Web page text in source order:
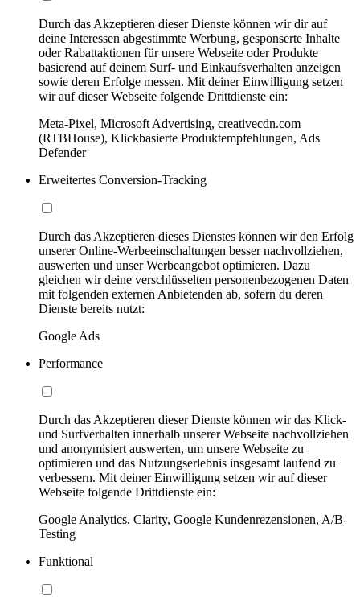
Durch das Akzeptieren dieser Dienste können wir dir auf
deine Interessen abgestimmte Werbung, gesponserte Inhalte
oder Rabattaktionen für unsere Webseite oder Produkte
basierend auf deinem Surf- und Einkaufsverhalten anzeigen
sowie deren Erfolge messen. Mit deiner Einwilligung setzen
wir auf dieser Webseite folgende Drittdienste ein:
Meta-Pixel, Microsoft Advertising, creativecdn.com
(RTBHouse), Klickbasierte Produktempfehlungen, Ads
Defender
Erweitertes Conversion-Tracking
Durch das Akzeptieren dieses Dienstes können wir den Erfolg
unserer Online-Werbeeinschaltungen besser nachvollziehen,
auswerten und unser Werbeangebot optimieren. Dazu
gleichen wir deine verschlüsselten personenbezogenen Daten
mit folgenden externen Anbietenden ab, sofern du deren
Dienste bereits nutzt:
Google Ads
Performance
Durch das Akzeptieren dieser Dienste können wir das Klick-
und Surfverhalten innerhalb unserer Webseite nachvollziehen
und anonymisiert auswerten, um unsere Webseite zu
optimieren und das Nutzungserlebnis insgesamt laufend zu
verbessern. Mit deiner Einwilligung setzen wir auf dieser
Webseite folgende Drittdienste ein:
Google Analytics, Clarity, Google Kundenrezensionen, A/B-
Testing
Funktional